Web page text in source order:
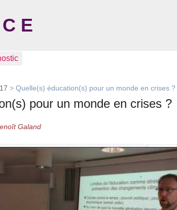
E
> Quelle(s) éducation(s) pour un monde en crises ?
pour un monde en crises ?
Galand
Benoît
Résumé